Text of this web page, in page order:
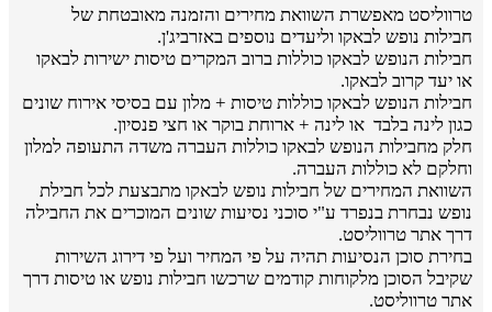
טרווליסט מאפשרת השוואת מחירים והזמנה מאובטחת של
חבילות נופש לבאקו וליעדים נוספים באזרביג'ן.
חבילות הנופש לבאקו כוללות ברוב המקרים טיסות ישירות לבאקו
או יעד קרוב לבאקו.
חבילות הנופש לבאקו כוללות טיסות + מלון עם בסיסי אירוח שונים
כגון לינה בלבד או לינה + ארוחת בוקר או חצי פנסיון.
חלק מחבילות הנופש לבאקו כוללות העברה משדה התעופה למלון
וחלקם לא כוללות העברה.
השוואת המחירים של חבילות נופש לבאקו מתבצעת לכל חבילת
נופש נבחרת בנפרד ע"י סוכני נסיעות שונים המוכרים את החבילה
דרך אתר טרווליסט.
בחירת סוכן הנסיעות תהיה על פי המחיר ועל פי דירוג השירות
שקיבל הסוכן מלקוחות קודמים שרכשו חבילות נופש או טיסות דרך
אתר טרווליסט.